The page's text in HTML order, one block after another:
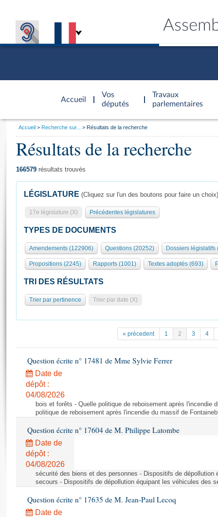
Accueil
d'accueil
Vos
députés
Travaux
parlementaires
Présidence
577 députés
Groupes politiques
Séance publique
Commissions et autres organes
Europe et International
Pétitions
Projets de loi
Propositions de loi
Amendements
Textes adoptés
Rapports législatifs
Rapports sur l'application des lois
Baromètre de l’application des lois
Dossiers législatifs
Budget et sécurité sociale
Général
Rôle et pouvoirs de l'Assemblée
Organisation de l'Assemblée
Présidence Conférence des Présidents Bureau Collège des
Statistiques et chiffres clés
( Constitution | Règlement de l'Assemblée ... )
Histoire
Juniors
Anciennes législatures
Visiter l'Assemblée
Visite virtuelle du palais Bourbon
Assister à une séance
Contacts et plan d'accès
Photos libres de droit
Vous
Accueil Recherche sur... Résultats de la recherche
Résultats de la recherche
166579 résultats trouvés
LÉGISLATURE (Cliquez sur l'un des boutons pour faire un choix)
17e législature (X) Précédentes législatures
TYPES DE DOCUMENTS
Amendements (122906) Questions (20252) Dossiers législatifs
Propositions (2245) Rapports (1001) Textes adoptés (693)
TRI DES RÉSULTATS
Trier par pertinence Trier par date (X)
« précedent 1 2 3 4
Question écrite n° 17481 de Mme Sylvie Ferrer
Date de
dépôt :
04/08/2026
bois et forêts - Quelle politique de reboisement après l'incendie
politique de reboisement après l'incendie du massif de
Question écrite n° 17604 de M. Philippe Latombe
Date de
dépôt :
04/08/2026
sécurité des biens et des personnes - Dispositifs de
secours - Dispositifs de dépollution équipant les véhicules des
Question écrite n° 17635 de M. Jean-Paul Lecoq
Date de